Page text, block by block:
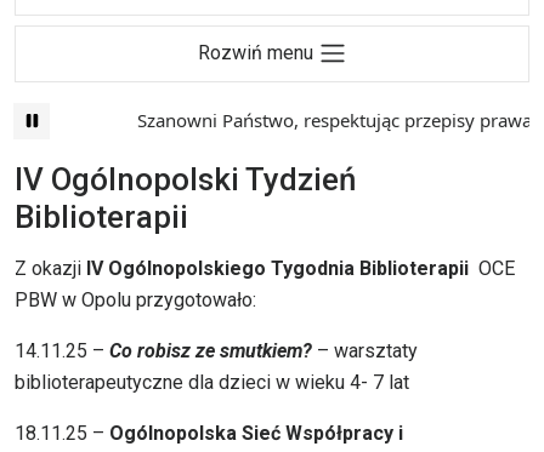
Rozwiń menu
Szanowni Państwo, respektując przepisy prawa i
IV Ogólnopolski Tydzień
Biblioterapii
Z okazji IV Ogólnopolskiego Tygodnia Biblioterapii OCE
PBW w Opolu przygotowało:
14.11.25 – Co robisz ze smutkiem? – warsztaty
biblioterapeutyczne dla dzieci w wieku 4- 7 lat
18.11.25 – Ogólnopolska Sieć Współpracy i